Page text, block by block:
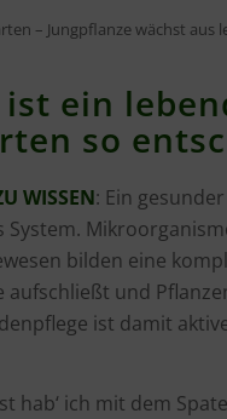
– Jungpflanze wächst aus
ein
so
WISSEN: Ein
System.
bilden eine
aufschließt und
ist damit
hab‘ ich mit dem